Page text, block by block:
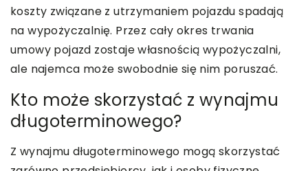
koszty związane z utrzymaniem pojazdu spadają
na wypożyczalnię. Przez cały okres trwania
umowy pojazd zostaje własnością wypożyczalni,
ale najemca może swobodnie się nim poruszać.
Kto może skorzystać z wynajmu
długoterminowego?
Z wynajmu długoterminowego mogą skorzystać